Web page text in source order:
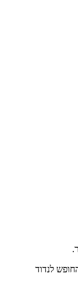
לנדוד